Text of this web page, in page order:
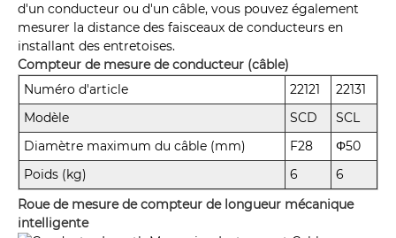
d'un conducteur ou d'un câble, vous pouvez également
mesurer la distance des faisceaux de conducteurs en
installant des entretoises.
Compteur de mesure de conducteur (câble)
Numéro d'article
22121
22131
Modèle
SCD
SCL
Diamètre maximum du câble (mm)
F28
Φ50
Poids (kg)
6
6
Roue de mesure de compteur de longueur mécanique
intelligente